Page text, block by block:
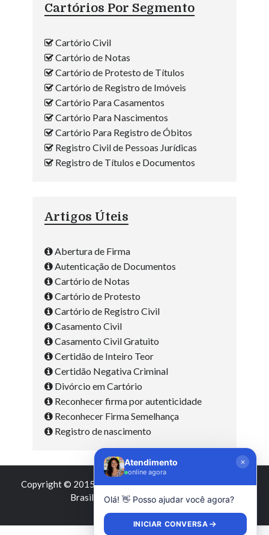
Cartórios Por Segmento
Cartório Civil
Cartório de Notas
Cartório de Protesto de Títulos
Cartório de Registro de Imóveis
Cartório Para Casamentos
Cartório Para Nascimentos
Cartório Para Registro de Óbitos
Registro Civil de Pessoas Jurídicas
Registro de Títulos e Documentos
Artigos Úteis
Abertura de Firma
Autenticação de Documentos
Cartório de Notas
Cartório de Protesto
Cartório de Registro Civil
Casamento Civil
Casamento Civil Gratuito
Certidão de Inteiro Teor
Certidão Negativa Criminal
Divórcio em Cartório
Reconhecer firma por autenticidade
Reconhecer Firma Semelhança
Registro de nascimento
Copyright © 2015 - 2026 byCartórios e Tabelionatos do
Brasil
Contato|Termos de Uso
Atendimento
online agora
Olá! 👋 Posso ajudar você agora?
INICIAR CONVERSA